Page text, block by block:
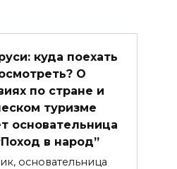
куда поехать
О
по стране и
туризме
основательница
в народ”
основательница